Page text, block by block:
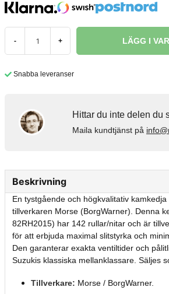
- + LÄGG I
Snabba leveranser
Hittar du inte delen du
Maila kundtjänst på
Beskrivning
En tystgående och högkvalitativ
tillverkaren Morse (BorgWarner). Denna
82RH2015) har 142 rullar/nitar och är
för att erbjuda maximal slitstyrka och
Den garanterar exakta ventiltider och
Suzukis klassiska mellanklassare. Säljes
Tillverkare: Morse / BorgWarner.